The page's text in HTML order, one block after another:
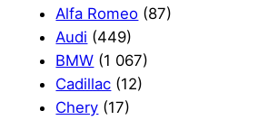
Alfa Romeo (87)
Audi (449)
BMW (1 067)
Cadillac (12)
Chery (17)